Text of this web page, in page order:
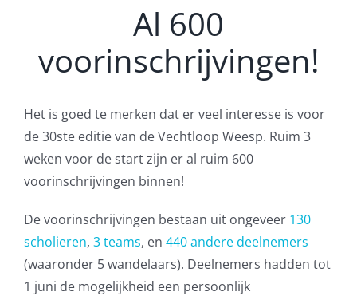
Al 600
voorinschrijvingen!
Het is goed te merken dat er veel interesse is voor
de 30ste editie van de Vechtloop Weesp. Ruim 3
weken voor de start zijn er al ruim 600
voorinschrijvingen binnen!
De voorinschrijvingen bestaan uit ongeveer 130
scholieren, 3 teams, en 440 andere deelnemers
(waaronder 5 wandelaars). Deelnemers hadden tot
1 juni de mogelijkheid een persoonlijk